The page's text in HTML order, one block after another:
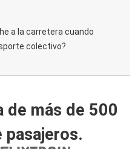
a la carretera cuando
colectivo?
de más de 500
pasajeros.